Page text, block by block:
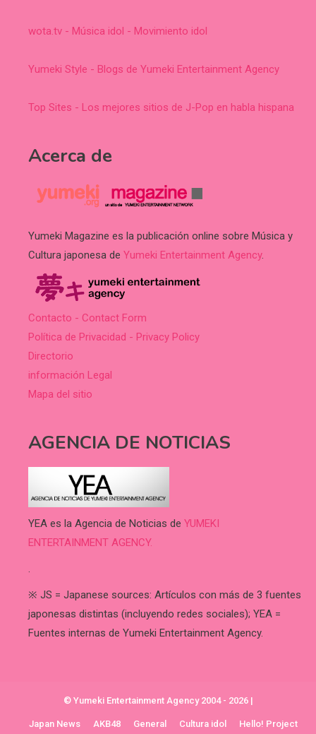
wota.tv - Música idol - Movimiento idol
Yumeki Style - Blogs de Yumeki Entertainment Agency
Top Sites - Los mejores sitios de J-Pop en habla hispana
Acerca de
Yumeki Magazine es la publicación online sobre Música y
Cultura japonesa de Yumeki Entertainment Agency.
Contacto - Contact Form
Política de Privacidad - Privacy Policy
Directorio
información Legal
Mapa del sitio
AGENCIA DE NOTICIAS
YEA es la Agencia de Noticias de YUMEKI
ENTERTAINMENT AGENCY.
.
※ JS = Japanese sources: Artículos con más de 3 fuentes
japonesas distintas (incluyendo redes sociales); YEA =
Fuentes internas de Yumeki Entertainment Agency.
© Yumeki Entertainment Agency 2004 - 2026 |
Japan News AKB48 General Cultura idol Hello! Project